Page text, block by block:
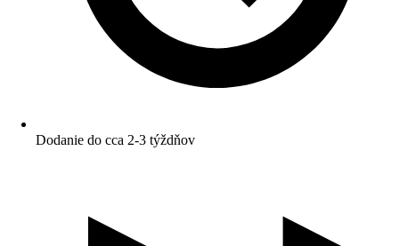
Dodanie do cca 2-3 týždňov